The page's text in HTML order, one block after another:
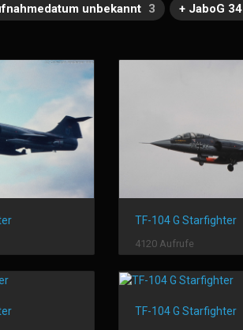
unbekannt 3 + JaboG 34
TF-104 G Starfighter
4120 Aufrufe
TF-104 G Starfighter